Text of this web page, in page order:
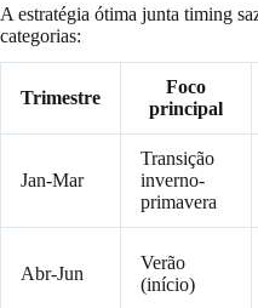
A estratégia ótima junta timing
categorias:
Trimestre
Foco
principal
Jan-Mar
Transição
inverno-
primavera
Abr-Jun
Verão
(início)